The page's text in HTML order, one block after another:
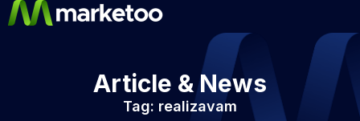
Article & News
Tag: realizavam